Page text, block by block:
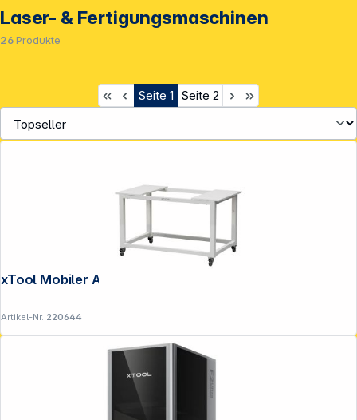
Laser- & Fertigungsmaschinen
26 Produkte
Seite 1 Seite 2
Artikel-Nr.:220644